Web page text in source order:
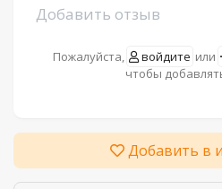
Добавить отзыв
Пожалуйста, войдите или
чтобы
Добавить в